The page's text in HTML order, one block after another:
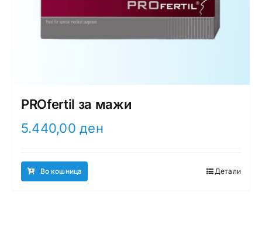
PROfertil за мажи
5.440,00ден
Во кошница Детали